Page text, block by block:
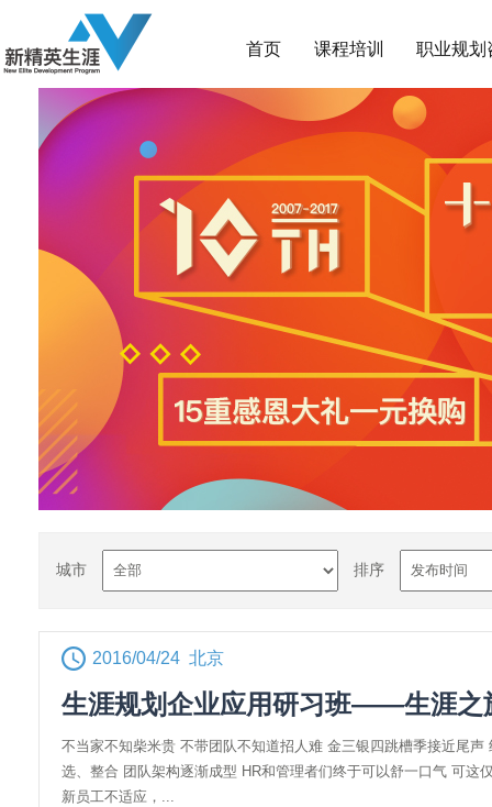
首页 课程培训 职业规划
城市 排序
2016/04/24 北京
生涯规划企业应用研习班——生涯之
不当家不知柴米贵 不带团队不知道招人难 金三银四跳槽季接近尾声
选、整合 团队架构逐渐成型 HR和管理者们终于可以舒一口气 可这
新员工不适应，...